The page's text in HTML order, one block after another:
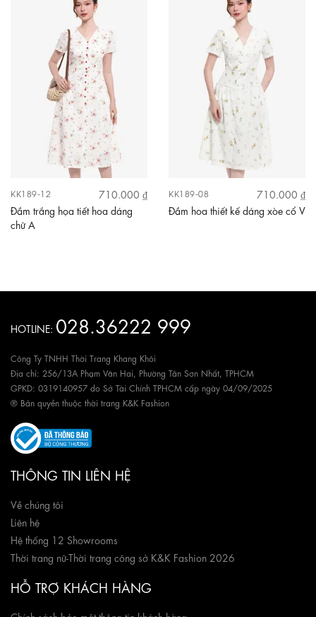
KK189-12
710.000 ₫
Đầm trắng họa tiết hoa dáng
chữ A
KK189-08
710.000 ₫
Đầm hoa thiết kế dáng xòe cổ V
HOTLINE: 028.36222 999
Công Ty TNHH Thời Trang Khang Khôi
Địa chỉ: 256/13A Phạm Văn Hai, Phường Tân Sơn Nhất, TPHCM
GPKD: 0319140957 do Sở Tài Chính TPHCM cấp ngày 04/09/2025
® Bản quyền thuộc thời trang K&K Fashion
THÔNG TIN LIÊN HỆ
Về chúng tôi
Liên hệ
Hệ thống 12 Showrooms
Thời trang nữ-Thời trang công sở K&K Fashion 2026
HỖ TRỢ KHÁCH HÀNG